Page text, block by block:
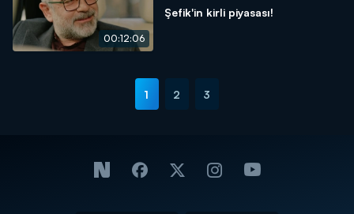
00:12:06
Şefik'in kirli piyasası!
1 2 3